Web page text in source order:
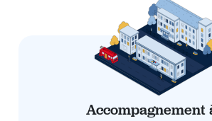
Accompagnement